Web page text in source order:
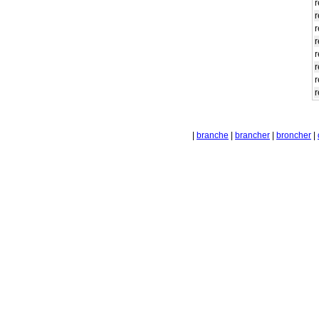
branche brancher broncher